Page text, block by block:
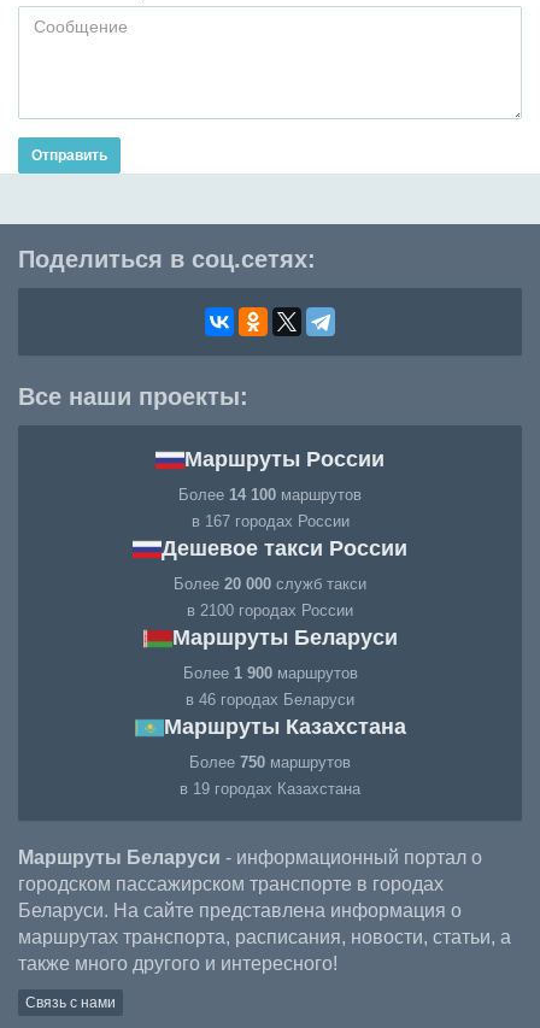
Отправить
Поделиться в соц.сетях:
Все наши проекты:
Маршруты России
Более 14 100 маршрутов
в 167 городах России
Дешевое такси России
Более 20 000 служб такси
в 2100 городах России
Маршруты Беларуси
Более 1 900маршрутов
в 46 городах Беларуси
Маршруты Казахстана
Более 750 маршрутов
в 19 городах Казахстана
Маршруты Беларуси - информационный портал о
городском пассажирском транспорте в городах
Беларуси. На сайте представлена информация о
маршрутах транспорта, расписания, новости, статьи, а
также много другого и интересного!
Связь с нами